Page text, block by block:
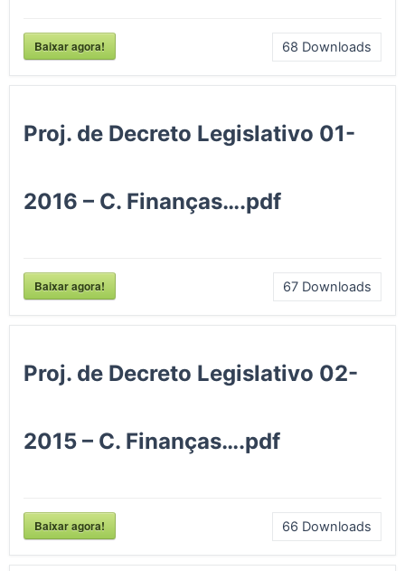
Baixar agora! 68 Downloads
Proj. de Decreto Legislativo 01-
2016 – C. Finanças….pdf
Baixar agora! 67 Downloads
Proj. de Decreto Legislativo 02-
2015 – C. Finanças….pdf
Baixar agora! 66 Downloads